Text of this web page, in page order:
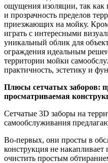
ощущения изоляции, так как
и прозрачность пределов
приезжающих на мойку.
играть с интересными
уникальный облик для
ограждения идеальным
территории мойки
практичность, эстетику и
Плюсы сетчатых заборов:
просматриваемая
Сетчатые 3D заборы на
самообслуживания
Во-первых, они просты в
конструкция не накапливает
очистить простым